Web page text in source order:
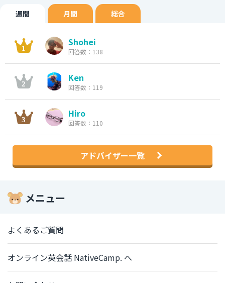
週間 月間 総合
Shohei
回答数：138
Ken
回答数：119
Hiro
回答数：110
アドバイザー一覧
メニュー
よくあるご質問
オンライン英会話 NativeCamp. へ